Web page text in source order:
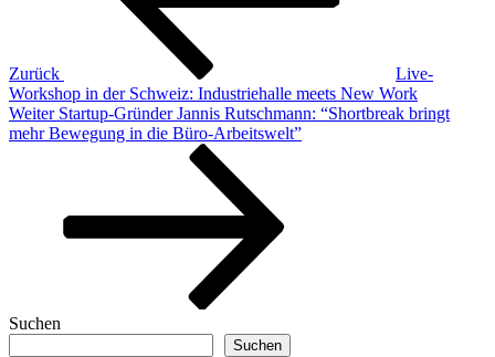
Zurück
Live-
Workshop in der Schweiz: Industriehalle meets New Work
Nächster
Beitrag
Weiter Startup-Gründer Jannis Rutschmann: “Shortbreak bringt
mehr Bewegung in die Büro-Arbeitswelt”
Suchen
Suchen